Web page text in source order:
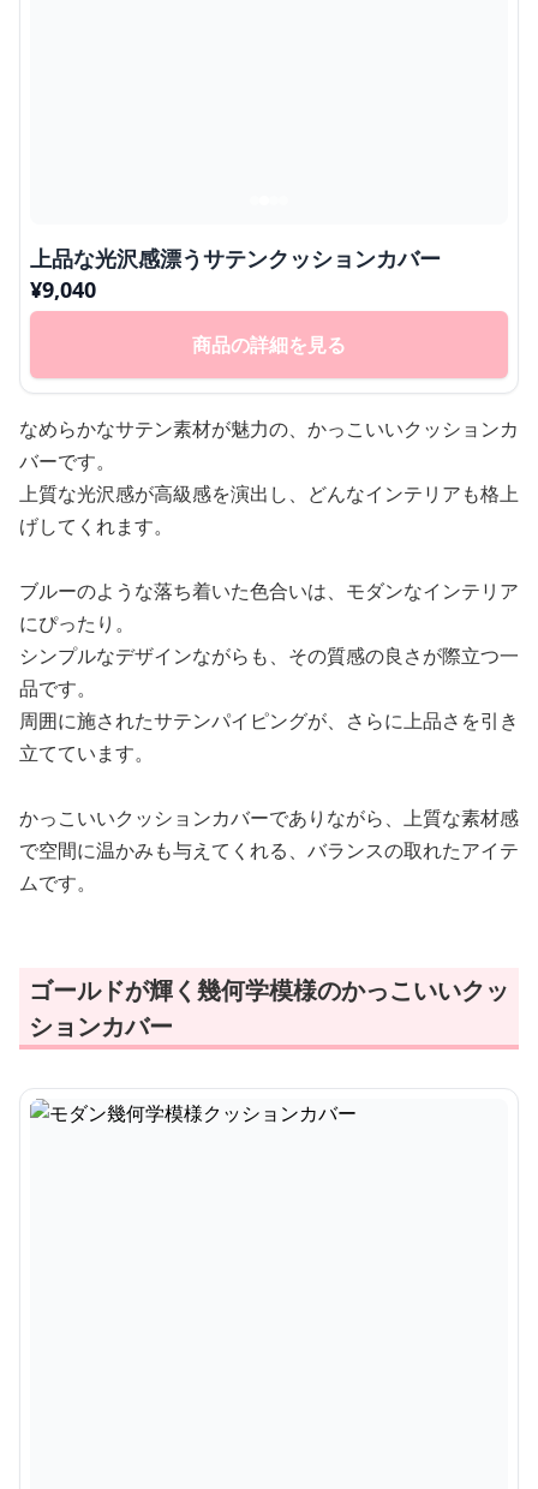
上品な光沢感漂うサテンクッションカバー
¥9,040
商品の詳細を見る
なめらかなサテン素材が魅力の、かっこいいクッションカ
バーです。
上質な光沢感が高級感を演出し、どんなインテリアも格上
げしてくれます。
ブルーのような落ち着いた色合いは、モダンなインテリア
にぴったり。
シンプルなデザインながらも、その質感の良さが際立つ一
品です。
周囲に施されたサテンパイピングが、さらに上品さを引き
立てています。
かっこいいクッションカバーでありながら、上質な素材感
で空間に温かみも与えてくれる、バランスの取れたアイテ
ムです。
ゴールドが輝く幾何学模様のかっこいいクッ
ションカバー